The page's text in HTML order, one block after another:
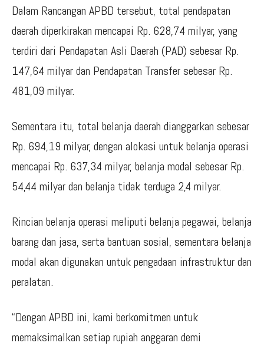
Dalam Rancangan APBD tersebut, total pendapatan
daerah diperkirakan mencapai Rp. 628,74 milyar, yang
terdiri dari Pendapatan Asli Daerah (PAD) sebesar Rp.
147,64 milyar dan Pendapatan Transfer sebesar Rp.
481,09 milyar.
Sementara itu, total belanja daerah dianggarkan sebesar
Rp. 694,19 milyar, dengan alokasi untuk belanja operasi
mencapai Rp. 637,34 milyar, belanja modal sebesar Rp.
54,44 milyar dan belanja tidak terduga 2,4 milyar.
Rincian belanja operasi meliputi belanja pegawai, belanja
barang dan jasa, serta bantuan sosial, sementara belanja
modal akan digunakan untuk pengadaan infrastruktur dan
peralatan.
“Dengan APBD ini, kami berkomitmen untuk
memaksimalkan setiap rupiah anggaran demi